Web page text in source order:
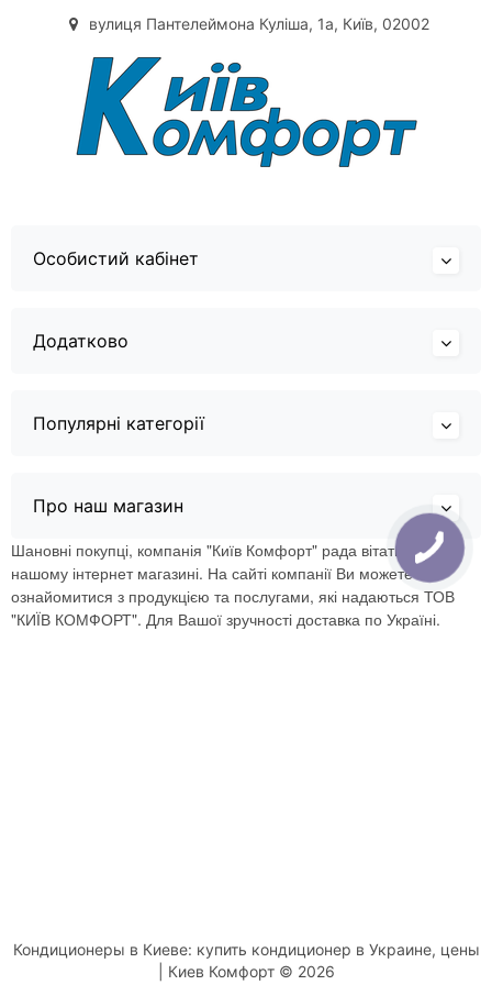
вулиця Пантелеймона Куліша, 1а, Київ, 02002
Особистий кабінет
Додатково
Популярні категорії
Про наш магазин
Шановні покупці, компанія "Київ Комфорт" рада вітати Вас в
нашому інтернет магазині. На сайті компанії Ви можете
ознайомитися з продукцією та послугами, які надаються ТОВ
"КИЇВ КОМФОРТ". Для Вашої зручності доставка по Україні.
Кондиционеры в Киеве: купить кондиционер в Украине, цены
| Киев Комфорт © 2026